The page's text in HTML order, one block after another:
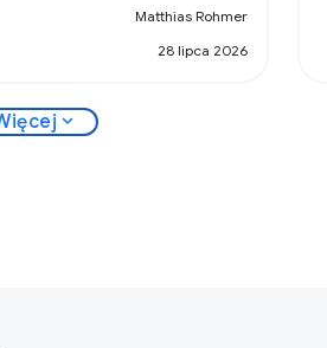
Matthias Rohmer
28 lipca 2026
expand_more